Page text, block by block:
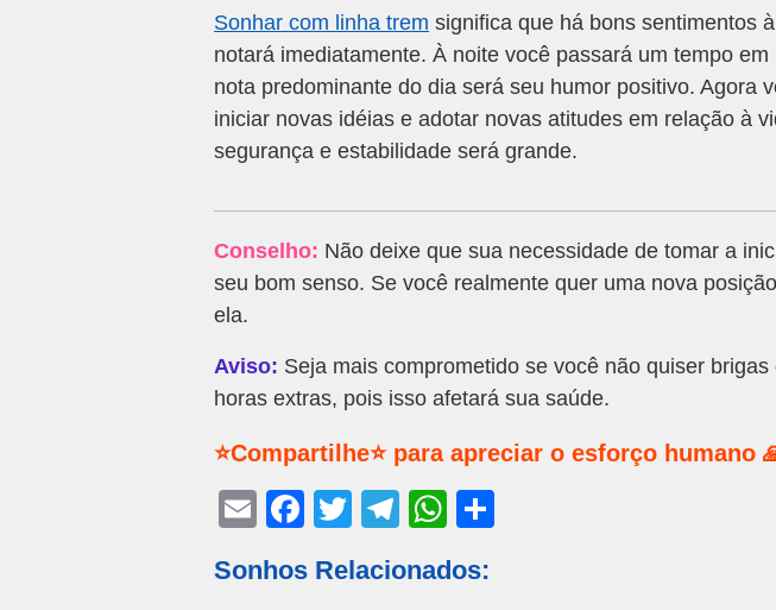
Sonhar com linha trem significa que há bons sentimentos
notará imediatamente. À noite você passará um tempo em
nota predominante do dia será seu humor positivo. Agora
iniciar novas idéias e adotar novas atitudes em relação à
segurança e estabilidade será grande.
Conselho: Não deixe que sua necessidade de tomar a
seu bom senso. Se você realmente quer uma nova
ela.
Aviso: Seja mais comprometido se você não quiser
horas extras, pois isso afetará sua saúde.
⭐Compartilhe⭐ para apreciar o esforço humano
E
ail
F
c
T
tt
T
e
W
at
Sonhos Relacionados: